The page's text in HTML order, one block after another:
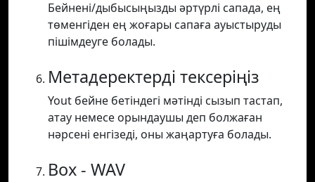
Бейнені/дыбысыңызды әртүрлі сапада, ең
төменгіден ең жоғары сапаға ауыстыруды
пішімдеуге болады.
Метадеректерді тексеріңіз
Yout бейне бетіндегі мәтінді сызып тастап,
атау немесе орындаушы деп болжаған
нәрсені енгізеді, оны жаңартуға болады.
Box - WAV